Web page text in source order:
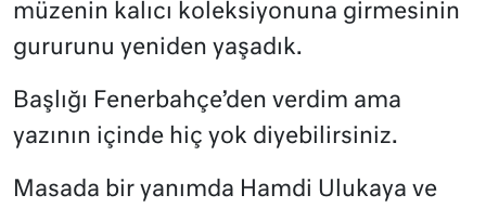
müzenin kalıcı koleksiyonuna girmesinin
gururunu yeniden yaşadık.
Başlığı Fenerbahçe’den verdim ama
yazının içinde hiç yok diyebilirsiniz.
Masada bir yanımda Hamdi Ulukaya ve